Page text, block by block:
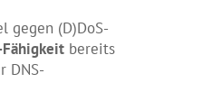
gegen (D)DoS-
Fähigkeit bereits
DNS-